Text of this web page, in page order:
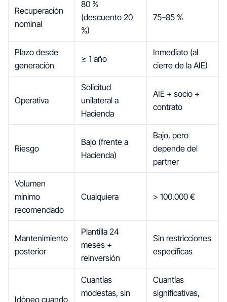
Recuperación
nominal
80 %
(descuento 20
%)
75–85 %
Plazo desde
generación
≥ 1 año
Inmediato (al
cierre de la AIE)
Operativa
Solicitud
unilateral a
Hacienda
AIE + socio +
contrato
Riesgo
Bajo (frente a
Hacienda)
Bajo, pero
depende del
partner
Volumen
mínimo
recomendado
Cualquiera > 100.000 €
Mantenimiento
posterior
Plantilla 24
meses +
reinversión
Sin restricciones
específicas
Idóneo cuando
Cuantías
modestas, sin
Cuantías
significativas,